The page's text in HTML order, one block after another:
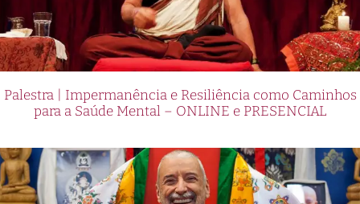
Palestra | Impermanência e Resiliência como Caminhos
para a Saúde Mental – ONLINE e PRESENCIAL